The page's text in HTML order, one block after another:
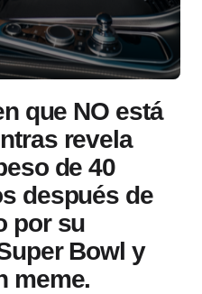
que NO está
revela
de 40
después de
por su
Bowl y
meme.